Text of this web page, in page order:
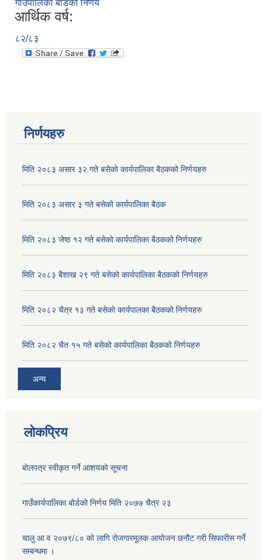
गाउँपालिका बोर्डको निर्णय
आर्थिक वर्ष:
८२/८३
निर्णयहरु
मिति २०८३ असार ३२ गते बसेको कार्यपालिका बैठकको निर्णयहरु
मिति २०८३ असार ३ गते बसेको कार्यपालिका बैठक
मिति २०८३ जेष्ठ १२ गते बसेको कार्यपालिका बैठकको निर्णयहरु
मिति २०८३ बैशाख २९ गते बसेको कार्यपालिका बैठकको निर्णयहरु
मिति २०८२ चैत्र १३ गते बसेको कार्यपालका बैठकको निर्णयहरु
मिति २०८२ चैत १५ गते बसेको कार्यपालिका बैठकको निर्णयहरु
अन्य
लोकप्रिय
बोलपत्र स्वीकृत गर्ने आशयको सूचना
गाउँकार्यपालिका बोर्डको निर्णय मिति २०७७ चैत्र २३
चालु आ व २०७९/८० को लागि रोजगारमूलक आयोजन छनौट गरी सिफारीस गर्ने
सम्बन्धमा ।